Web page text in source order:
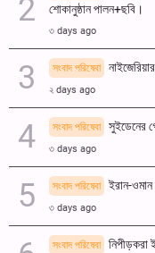
শোকানুষ্ঠান পালন+ছবি।
৩ days ago
সংবাদ পরিষেবা
২ days ago
সংবাদ পরিষেবা সুইডেনের
৩ days ago
সংবাদ পরিষেবা ইরান-
৩ days ago
সংবাদ পরিষেবা নিপীড়করা